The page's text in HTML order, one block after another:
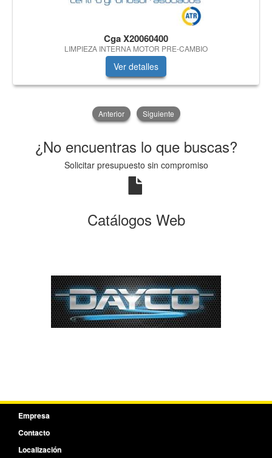
Cga X20060400
LIMPIEZA INTERNA MOTOR PRE-CAMBIO
Ver detalles
Anterior Siguiente
¿No encuentras lo que buscas?
Solicitar presupuesto sin compromiso
Catálogos Web
Empresa
Contacto
Localización